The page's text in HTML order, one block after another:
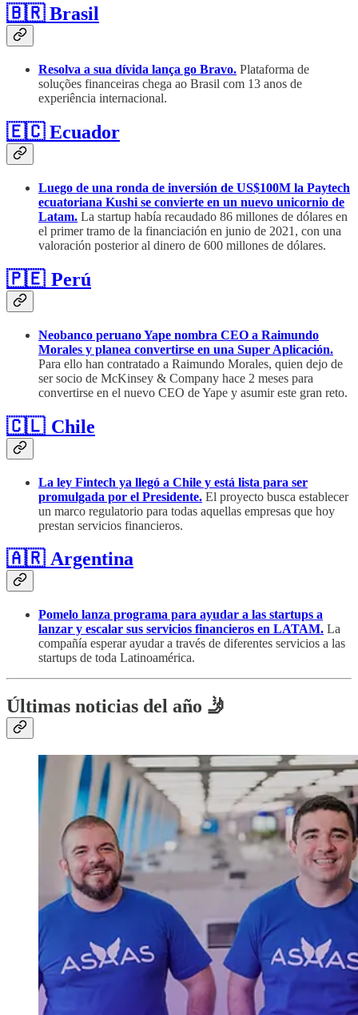
🇧🇷 Brasil
Resolva a sua dívida lança go Bravo. Plataforma de
soluções financeiras chega ao Brasil com 13 anos de
experiência internacional.
🇪🇨 Ecuador
Luego de una ronda de inversión de US$100M la Paytech
ecuatoriana Kushi se convierte en un nuevo unicornio de
Latam. La startup había recaudado 86 millones de dólares en
el primer tramo de la financiación en junio de 2021, con una
valoración posterior al dinero de 600 millones de dólares.
🇵🇪 Perú
Neobanco peruano Yape nombra CEO a Raimundo
Morales y planea convertirse en una Super Aplicación.
Para ello han contratado a Raimundo Morales, quien dejo de
ser socio de McKinsey & Company hace 2 meses para
convertirse en el nuevo CEO de Yape y asumir este gran reto.
🇨🇱 Chile
La ley Fintech ya llegó a Chile y está lista para ser
promulgada por el Presidente. El proyecto busca establecer
un marco regulatorio para todas aquellas empresas que hoy
prestan servicios financieros.
🇦🇷 Argentina
Pomelo lanza programa para ayudar a las startups a
lanzar y escalar sus servicios financieros en LATAM. La
compañía esperar ayudar a través de diferentes servicios a las
startups de toda Latinoamérica.
Últimas noticias del año 🤳